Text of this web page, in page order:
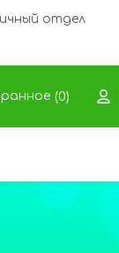
отдел
(0)